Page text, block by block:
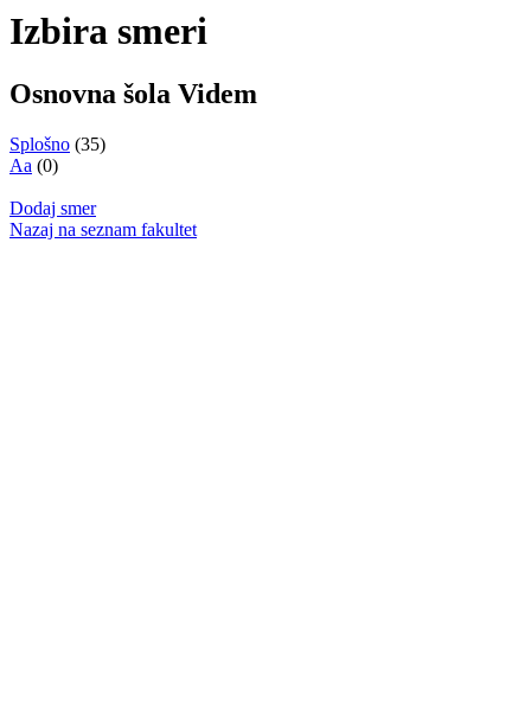
Izbira smeri
Osnovna šola Videm
Splošno (35)
Aa (0)
Dodaj smer
Nazaj na seznam fakultet